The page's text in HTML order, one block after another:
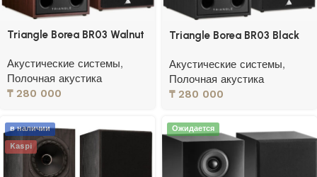
Triangle Borea BR03 Walnut
Акустические системы,
Полочная акустика
₸280 000
Triangle Borea BR03 Black
Акустические системы,
Полочная акустика
₸280 000
Kaspi
в наличии Ожидается